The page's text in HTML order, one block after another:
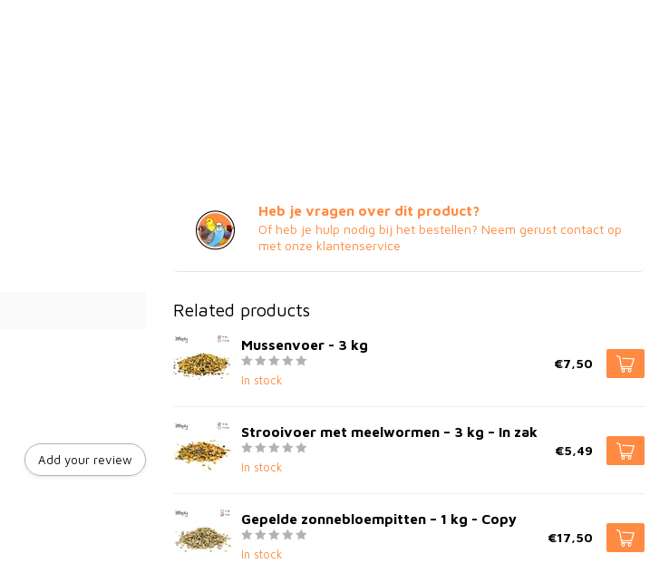
Add your review
Heb je vragen over dit product?
Of heb je hulp nodig bij het bestellen? Neem gerust contact op
met onze klantenservice
Related products
Mussenvoer - 3 kg
In stock
€7,50
Strooivoer met meelwormen – 3 kg – In zak
In stock
€5,49
Gepelde zonnebloempitten – 1 kg - Copy
In stock
€17,50